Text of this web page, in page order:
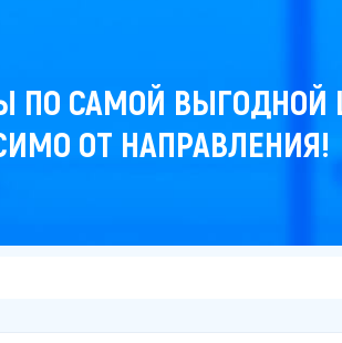
ПО САМОЙ ВЫГОДНОЙ
ОТ НАПРАВЛЕНИЯ!